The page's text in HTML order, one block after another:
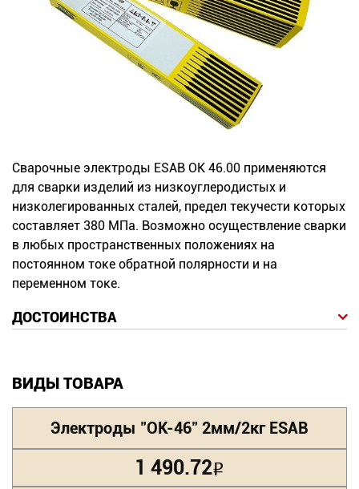
Документация
Контакты
+7
(831)
282-
01-
Сварочные электроды ESAB ОК 46.00 применяются
для сварки изделий из низкоуглеродистых и
низколегированных сталей, предел текучести которых
составляет 380 МПа. Возможно осуществление сварки
в любых пространственных положениях на
постоянном токе обратной полярности и на
переменном токе.
ДОСТОИНСТВА
ВИДЫ ТОВАРА
Электроды "ОК-46" 2мм/2кг ESAB
1 490.72Р